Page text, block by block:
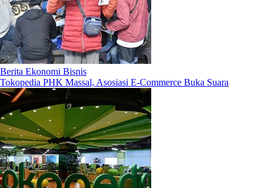
Berita Ekonomi Bisnis
Tokopedia PHK Massal, Asosiasi E-Commerce Buka Suara